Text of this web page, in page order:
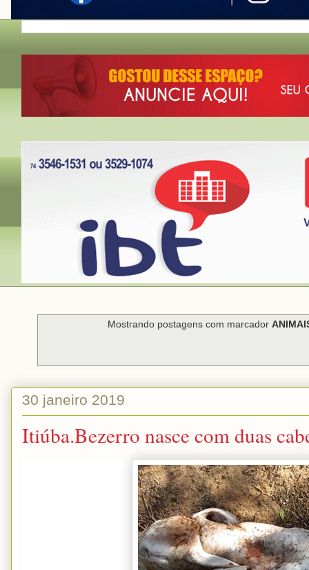
Mostrando postagens com marcador
30 janeiro 2019
Itiúba.Bezerro nasce com duas